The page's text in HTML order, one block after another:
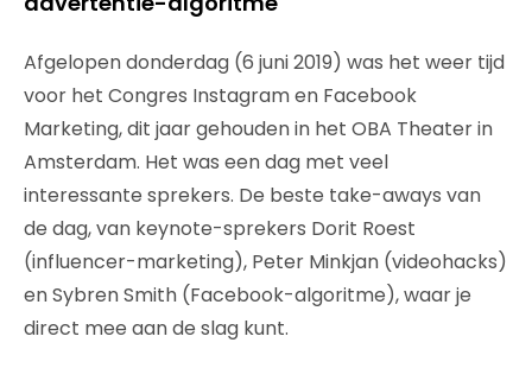
Afgelopen donderdag (6 juni 2019) was het weer tijd
voor het Congres Instagram en Facebook
Marketing, dit jaar gehouden in het OBA Theater in
Amsterdam. Het was een dag met veel
interessante sprekers. De beste take-aways van
de dag, van keynote-sprekers Dorit Roest
(influencer-marketing), Peter Minkjan (videohacks)
en Sybren Smith (Facebook-algoritme), waar je
direct mee aan de slag kunt.